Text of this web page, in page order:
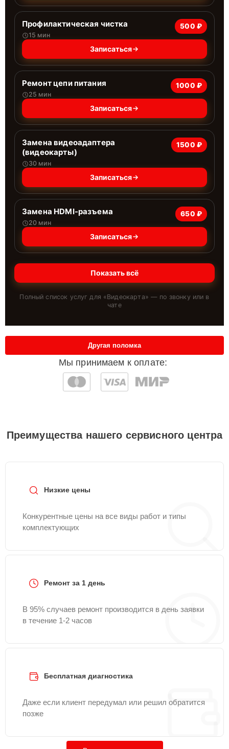
Профилактическая чистка
15 мин
500 ₽
Записаться
Ремонт цепи питания
25 мин
1000 ₽
Записаться
Замена видеоадаптера
(видеокарты)
30 мин
1500 ₽
Записаться
Замена HDMI-разъема
20 мин
650 ₽
Записаться
Показать всё
Полный список услуг для «Видеокарта» — по звонку или в
чате
Мы принимаем к оплате:
Другая поломка
Преимущества нашего сервисного центра
Низкие цены
Конкурентные цены на все виды работ и типы
комплектующих
Ремонт за 1 день
В 95% случаев ремонт производится в день заявки
в течение 1-2 часов
Бесплатная диагностика
Даже если клиент передумал или решил обратится
позже